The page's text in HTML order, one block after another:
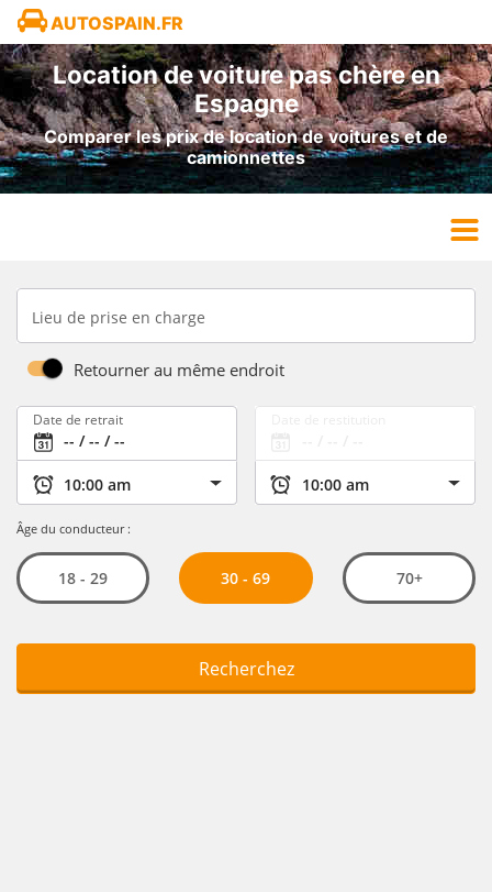
AUTOSPAIN.FR
Location de voiture pas chère en
Espagne
Comparer les prix de location de voitures et de
camionnettes